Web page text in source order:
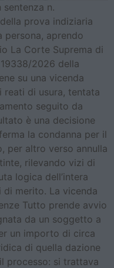
sentenza n.
prova indiziaria
aprendo
La Corte Suprema di
2026 della
su una vicenda
reati di usura, tentata
seguito da
è una decisione
la condanna per il
per altro verso annulla
rilevando vizi di
logica dell’intera
merito. La vicenda
Tutto prende avvio
da un soggetto a
un importo di circa
di quella dazione
processo: si trattava